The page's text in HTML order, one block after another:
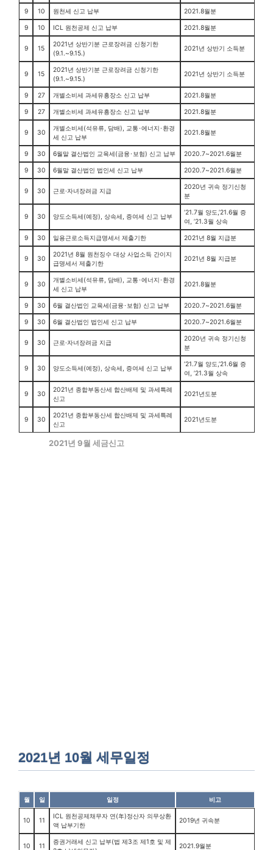
9 10 원천세 신고 납부 2021.8월분
9 10 ICL 원천공제 신고 납부 2021.8월분
9 15
2021년 상반기분 근로장려금 신청기한
(9.1.~9.15.)
2021년 상반기 소득분
9 15
2021년 상반기분 근로장려금 신청기한
(9.1.~9.15.)
2021년 상반기 소득분
9 27 개별소비세 과세유흥장소 신고 납부 2021.8월분
9 27 개별소비세 과세유흥장소 신고 납부 2021.8월분
9 30
개별소비세(석유류, 담배), 교통･에너지･환경
세 신고 납부
2021.8월분
9 30 6월말 결산법인 교육세(금융･보험) 신고 납부 2020.7~2021.6월분
9 30 6월말 결산법인 법인세 신고 납부 2020.7~2021.6월분
9 30 근로·자녀장려금 지급
2020년 귀속 정기신청
분
9 30 양도소득세(예정), 상속세, 증여세 신고 납부
’21.7월 양도,’21.6월 증
여, ’21.3월 상속
9 30 일용근로소득지급명세서 제출기한 2021년 8월 지급분
9 30
2021년 8월 원천징수 대상 사업소득 간이지
급명세서 제출기한
2021년 8월 지급분
9 30
개별소비세(석유류, 담배), 교통･에너지･환경
세 신고 납부
2021.8월분
9 30 6월 결산법인 교육세(금융･보험) 신고 납부 2020.7~2021.6월분
9 30 6월 결산법인 법인세 신고 납부 2020.7~2021.6월분
9 30 근로·자녀장려금 지급
2020년 귀속 정기신청
분
9 30 양도소득세(예정), 상속세, 증여세 신고 납부
’21.7월 양도,’21.6월 증
여, ’21.3월 상속
9 30
2021년 종합부동산세 합산배제 및 과세특례
신고
2021년도분
9 30
2021년 종합부동산세 합산배제 및 과세특례
신고
2021년도분
2021년 9월 세금신고
2021년 10월 세무일정
월 일 일정 비고
10 11
ICL 원천공제채무자 연(年)정산자 의무상환
액 납부기한
2019년 귀속분
10 11
증권거래세 신고 납부(법 제3조 제1호 및 제
2021.9월분